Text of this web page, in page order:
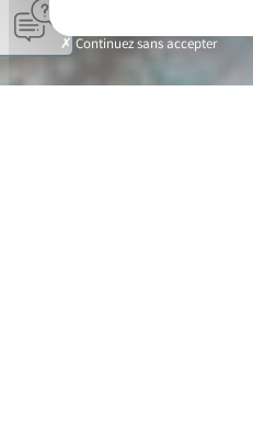
Continuez sans accepter